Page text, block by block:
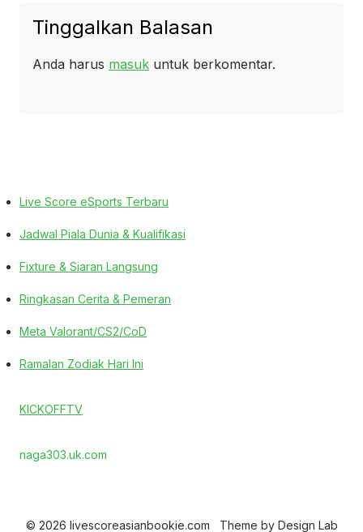
Tinggalkan Balasan
Anda harus masuk untuk berkomentar.
Live Score eSports Terbaru
Jadwal Piala Dunia & Kualifikasi
Fixture & Siaran Langsung
Ringkasan Cerita & Pemeran
Meta Valorant/CS2/CoD
Ramalan Zodiak Hari Ini
KICKOFFTV
naga303.uk.com
© 2026 livescoreasianbookie.com Theme by Design Lab